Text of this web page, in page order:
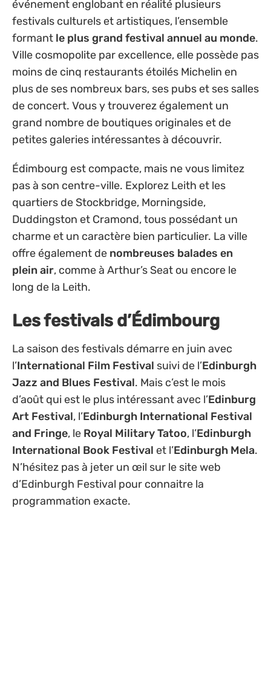
événement englobant en réalité plusieurs
festivals culturels et artistiques, l’ensemble
formant le plus grand festival annuel au monde.
Ville cosmopolite par excellence, elle possède pas
moins de cinq restaurants étoilés Michelin en
plus de ses nombreux bars, ses pubs et ses salles
de concert. Vous y trouverez également un
grand nombre de boutiques originales et de
petites galeries intéressantes à découvrir.
Édimbourg est compacte, mais ne vous limitez
pas à son centre-ville. Explorez Leith et les
quartiers de Stockbridge, Morningside,
Duddingston et Cramond, tous possédant un
charme et un caractère bien particulier. La ville
offre également de nombreuses balades en
plein air, comme à Arthur’s Seat ou encore le
long de la Leith.
Les festivals d’Édimbourg
La saison des festivals démarre en juin avec
l’International Film Festival suivi de l’Edinburgh
Jazz and Blues Festival. Mais c’est le mois
d’août qui est le plus intéressant avec l’Edinburg
Art Festival, l’Edinburgh International Festival
and Fringe, le Royal Military Tatoo, l’Edinburgh
International Book Festival et l’Edinburgh Mela.
N’hésitez pas à jeter un œil sur le site web
d’Edinburgh Festival pour connaitre la
programmation exacte.